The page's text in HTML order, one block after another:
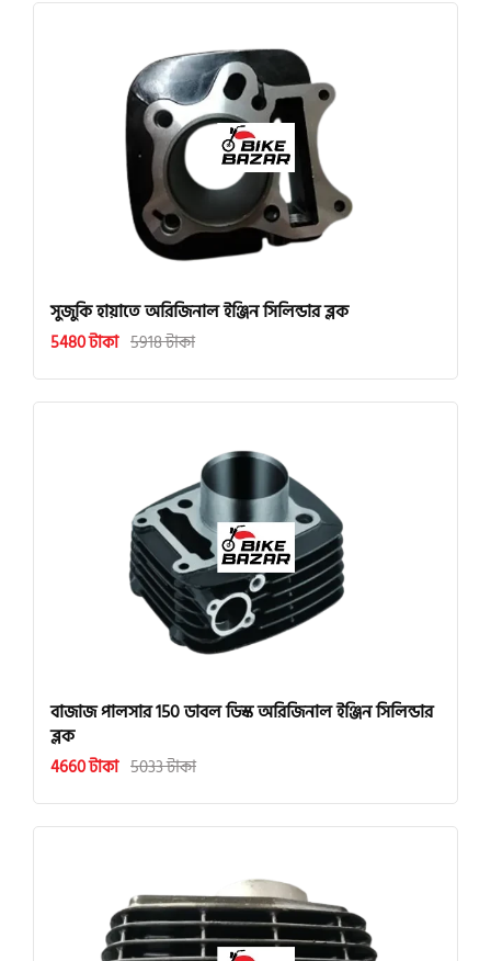
সুজুকি হায়াতে অরিজিনাল ইঞ্জিন সিলিন্ডার ব্লক
5480 টাকা 5918 টাকা
বাজাজ পালসার 150 ডাবল ডিস্ক অরিজিনাল ইঞ্জিন সিলিন্ডার
ব্লক
4660 টাকা 5033 টাকা